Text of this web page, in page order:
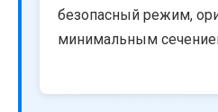
безопасный режим,
минимальным